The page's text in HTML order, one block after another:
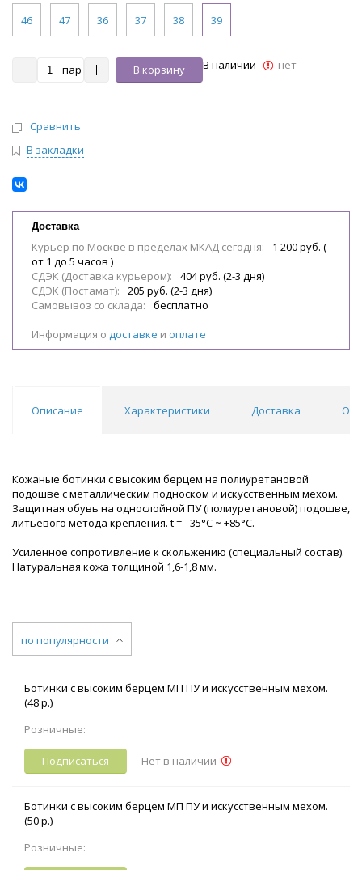
46 47 36 37 38 39
пар В корзину В наличии нет
Сравнить
В закладки
Доставка
Курьер по Москве в пределах МКАД сегодня:
1 200 руб. (
от 1 до 5 часов )
СДЭК (Доставка курьером):
404 руб. (2-3 дня)
СДЭК (Постамат):
205 руб. (2-3 дня)
Самовывоз со склада:
бесплатно
Информация о доставке и оплате
Описание Характеристики Доставка
Кожаные ботинки с высоким берцем на полиуретановой
подошве с металлическим подноском и искусственным мехом.
Защитная обувь на однослойной ПУ (полиуретановой) подошве,
литьевого метода крепления. t = - 35°С ~ +85°С.
Усиленное сопротивление к скольжению (специальный состав).
Натуральная кожа толщиной 1,6-1,8 мм.
по популярности
Ботинки с высоким берцем МП ПУ и искусственным мехом.
(48 р.)
Розничные:
Подписаться Нет в наличии
Ботинки с высоким берцем МП ПУ и искусственным мехом.
(50 р.)
Розничные: